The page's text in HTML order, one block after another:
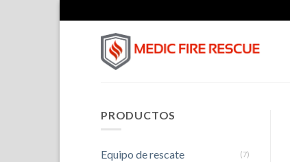
to
PRODUCTOS
Equipo de rescate (7)